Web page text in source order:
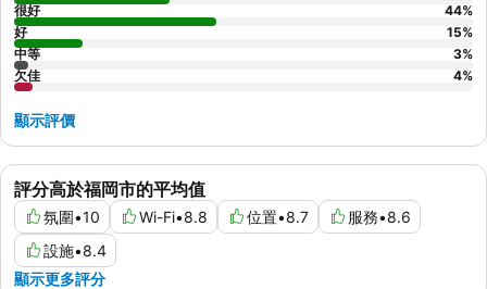
評分高於福岡市的平均值
氛圍•10 Wi-Fi•8.8 位置•8.7 服務•8.6
設施•8.4
顯示更多評分
很好
44%
好
15%
中等
3%
欠佳
4%
顯示評價